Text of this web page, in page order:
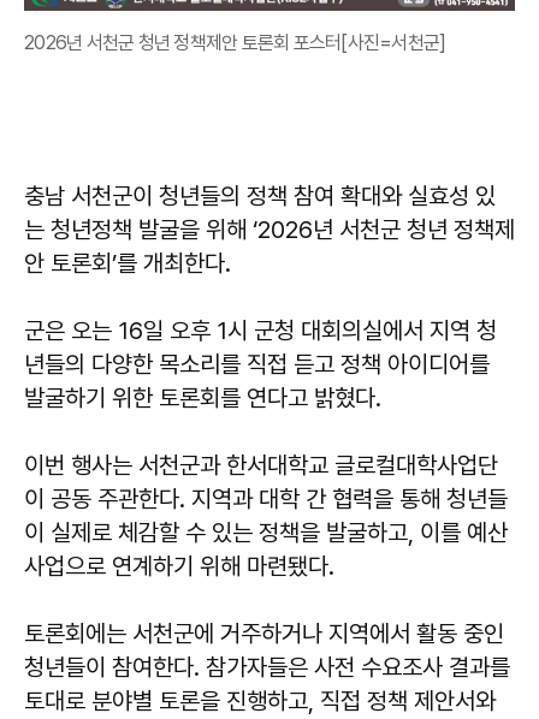
2026년 서천군 청년 정책제안 토론회 포스터[사진=서천군]
충남 서천군이 청년들의 정책 참여 확대와 실효성 있
는 청년정책 발굴을 위해 ‘2026년 서천군 청년 정책제
안 토론회’를 개최한다.
군은 오는 16일 오후 1시 군청 대회의실에서 지역 청
년들의 다양한 목소리를 직접 듣고 정책 아이디어를
발굴하기 위한 토론회를 연다고 밝혔다.
이번 행사는 서천군과 한서대학교 글로컬대학사업단
이 공동 주관한다. 지역과 대학 간 협력을 통해 청년들
이 실제로 체감할 수 있는 정책을 발굴하고, 이를 예산
사업으로 연계하기 위해 마련됐다.
토론회에는 서천군에 거주하거나 지역에서 활동 중인
청년들이 참여한다. 참가자들은 사전 수요조사 결과를
토대로 분야별 토론을 진행하고, 직접 정책 제안서와